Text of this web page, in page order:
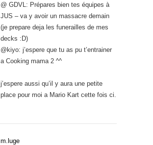
@ GDVL: Prépares bien tes équipes à
JUS – va y avoir un massacre demain
(je prepare deja les funerailles de mes
decks :D)
@kiyo: j’espere que tu as pu t’entrainer
a Cooking mama 2 ^^
j’espere aussi qu’il y aura une petite
place pour moi a Mario Kart cette fois ci.
m.luge